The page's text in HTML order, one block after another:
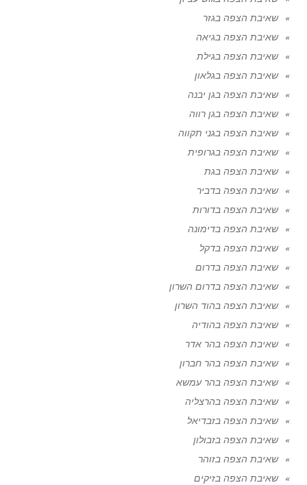
שאיבת הצפה בגזר
שאיבת הצפה בגיאה
שאיבת הצפה בגילת
שאיבת הצפה בגלאון
שאיבת הצפה בגן יבנה
שאיבת הצפה בגן רווה
שאיבת הצפה בגני תקווה
שאיבת הצפה בגרופית
שאיבת הצפה בגת
שאיבת הצפה בדביר
שאיבת הצפה בדורות
שאיבת הצפה בדימונה
שאיבת הצפה בדקל
שאיבת הצפה בדרום
שאיבת הצפה בדרום השרון
שאיבת הצפה בהוד השרון
שאיבת הצפה בהודיה
שאיבת הצפה בהר אדר
שאיבת הצפה בהר חברון
שאיבת הצפה בהר עמשא
שאיבת הצפה בהרצליה
שאיבת הצפה בזבדיאל
שאיבת הצפה בזבולון
שאיבת הצפה בזוהר
שאיבת הצפה בזיקים